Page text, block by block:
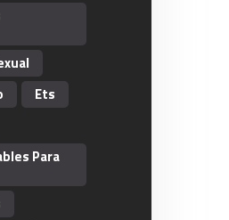
Ets
Para